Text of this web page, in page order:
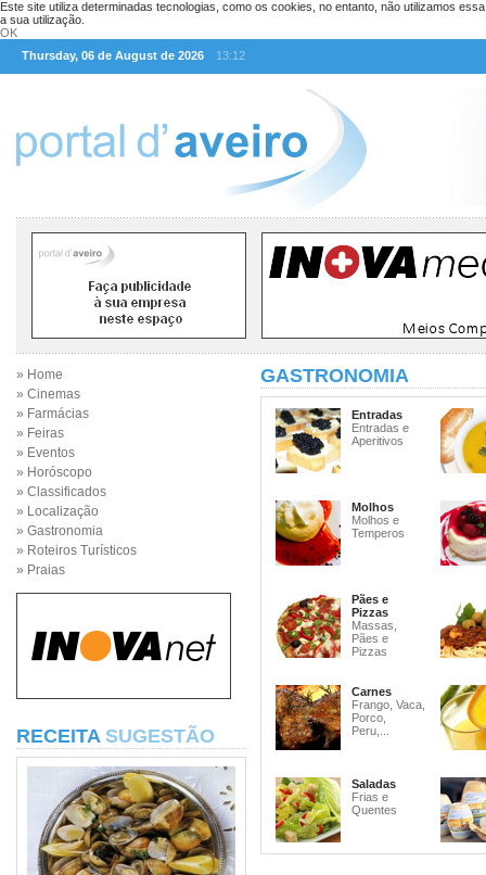
Este site utiliza determinadas tecnologias, como os cookies, no entanto, não utilizamos
a sua utilização.
OK
Thursday, 06 de August de 2026
13:12
» Home
» Cinemas
» Farmácias
» Feiras
» Eventos
» Horóscopo
» Classificados
» Localização
» Gastronomia
» Roteiros Turísticos
» Praias
RECEITA SUGESTÃO
GASTRONOMIA
Entradas
Entradas e
Aperitivos
Molhos
Molhos e
Temperos
Pães e
Pizzas
Massas,
Pães e
Pizzas
Carnes
Frango, Vaca,
Porco,
Peru,...
Saladas
Frias e
Quentes